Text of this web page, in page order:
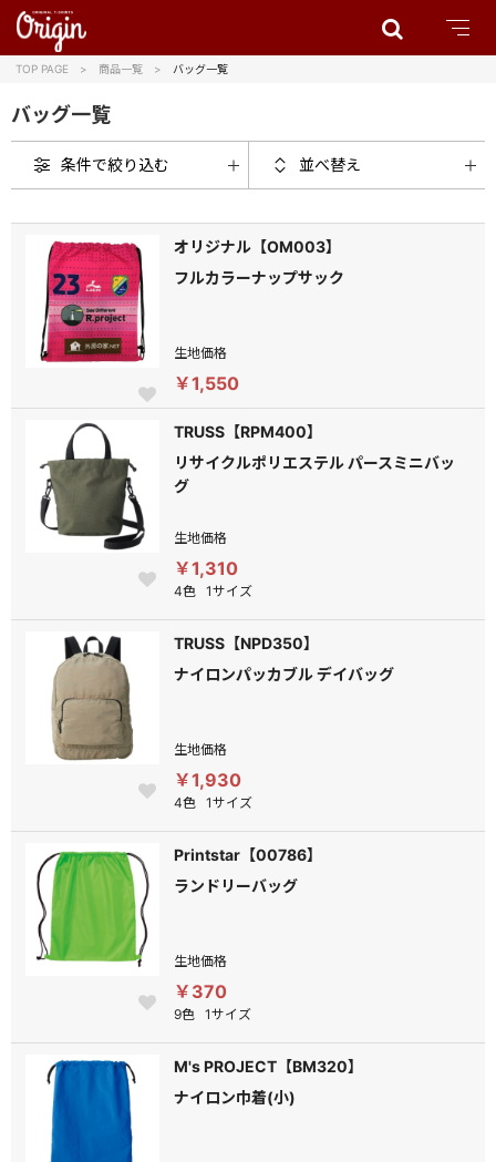
TOP PAGE 商品一覧 バッグ一覧
バッグ一覧
条件で絞り込む 並べ替え
オリジナル【OM003】
フルカラーナップサック
生地価格
￥1,550
TRUSS【RPM400】
リサイクルポリエステル パースミニバッ
グ
生地価格
￥1,310
4色 1サイズ
TRUSS【NPD350】
ナイロンパッカブル デイバッグ
生地価格
￥1,930
4色 1サイズ
Printstar【00786】
ランドリーバッグ
生地価格
￥370
9色 1サイズ
M's PROJECT【BM320】
ナイロン巾着(小)